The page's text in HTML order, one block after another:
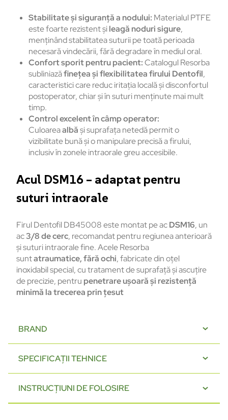
Stabilitate și siguranță a nodului: Materialul PTFE
este foarte rezistent șileagă noduri sigure,
menținând stabilitatea suturii pe toată perioada
necesară vindecării, fără degradare în mediul oral.
Confort sporit pentru pacient:Catalogul Resorba
subliniazăfinețea și flexibilitatea firului Dentofil,
caracteristici care reduc iritația locală și disconfortul
postoperator, chiar și în suturi menținute mai mult
timp.
Control excelent în câmp operator:
Culoareaalbăși suprafața netedă permit o
vizibilitate bună și o manipulare precisă a firului,
inclusiv în zonele intraorale greu accesibile.
Acul DSM16 – adaptat pentru
suturi intraorale
Firul Dentofil DB45008 este montat pe acDSM16, un
ac3/8 de cerc, recomandat pentru regiunea anterioară
și suturi intraorale fine. Acele Resorba
suntatraumatice, fără ochi, fabricate din oțel
inoxidabil special, cu tratament de suprafață și ascuțire
de precizie, pentru penetrare ușoară și rezistență
minimă la trecerea prin țesut
BRAND
SPECIFICAȚII TEHNICE
INSTRUCȚIUNI DE FOLOSIRE